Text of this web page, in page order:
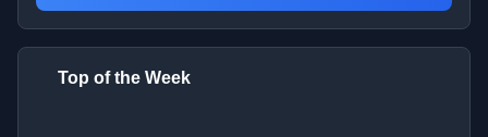
Top of the Week